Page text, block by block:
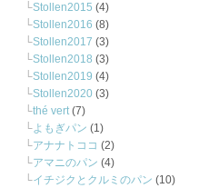
Stollen2015 (4)
Stollen2016 (8)
Stollen2017 (3)
Stollen2018 (3)
Stollen2019 (4)
Stollen2020 (3)
thé vert(7)
よもぎパン (1)
アナナトココ (2)
アマニのパン (4)
イチジクとクルミのパン (10)